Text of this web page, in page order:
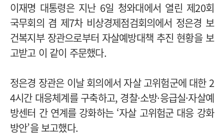
이재명 대통령은 지난 6일 청와대에서 열린 제20회
국무회의 겸 제7차 비상경제점검회의에서 정은경 보
건복지부 장관으로부터 자살예방대책 추진 현황을 보
고받고 이 같이 주문했다.
정은경 장관은 이날 회의에서 자살 고위험군에 대한 2
4시간 대응체계를 구축하고, 경찰·소방·응급실·자살예
방센터 간 연계를 강화하는 ‘자살 고위험군 대응 강화
방안’을 보고했다.